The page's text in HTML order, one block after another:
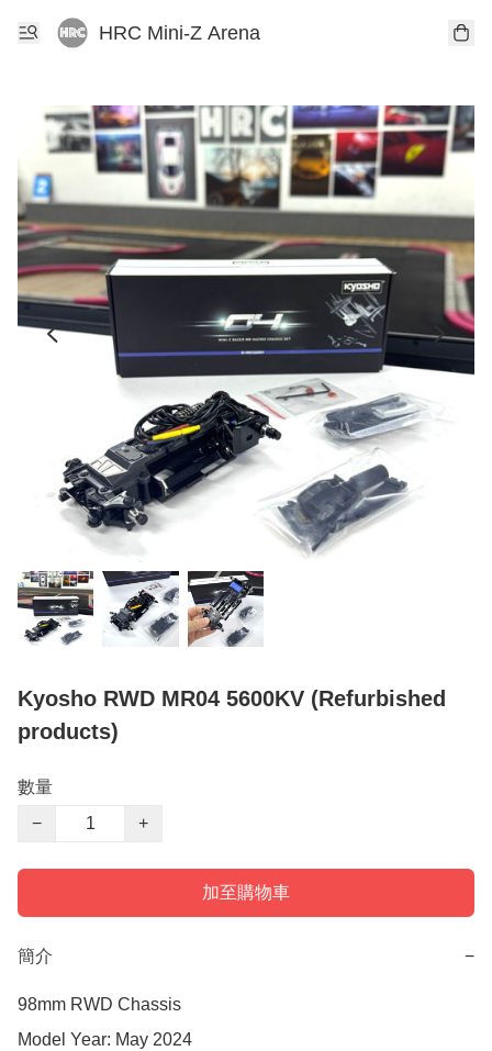
HRC Mini-Z Arena
Kyosho RWD MR04 5600KV (Refurbished
products)
數量
−
+
加至購物車
簡介 −
98mm RWD Chassis
Model Year: May 2024